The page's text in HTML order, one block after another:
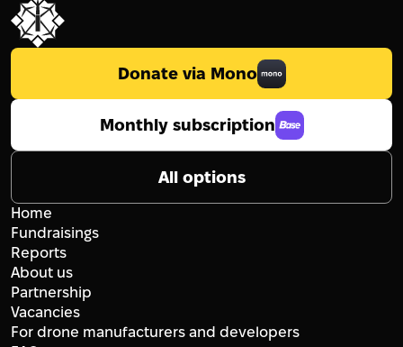
Donate via Mono
Monthly subscription
All options
Home
Fundraisings
Reports
About us
Partnership
Vacancies
For drone manufacturers and developers